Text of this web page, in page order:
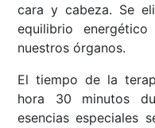
cara y cabeza. Se
equilibrio
nuestros órganos.
El tiempo de la
hora 30 minutos
esencias especiales